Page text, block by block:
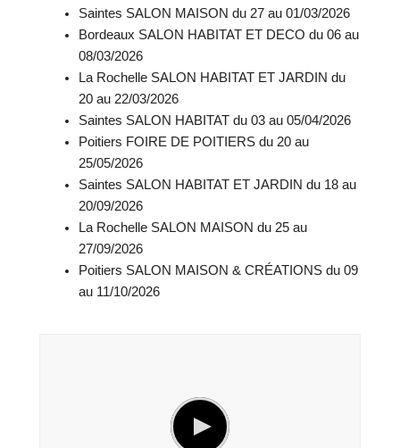
Saintes SALON MAISON du 27 au 01/03/2026
Bordeaux SALON HABITAT ET DECO du 06 au
08/03/2026
La Rochelle SALON HABITAT ET JARDIN du
20 au 22/03/2026
Saintes SALON HABITAT du 03 au 05/04/2026
Poitiers FOIRE DE POITIERS du 20 au
25/05/2026
Saintes SALON HABITAT ET JARDIN du 18 au
20/09/2026
La Rochelle SALON MAISON du 25 au
27/09/2026
Poitiers SALON MAISON & CRÉATIONS du 09
au 11/10/2026